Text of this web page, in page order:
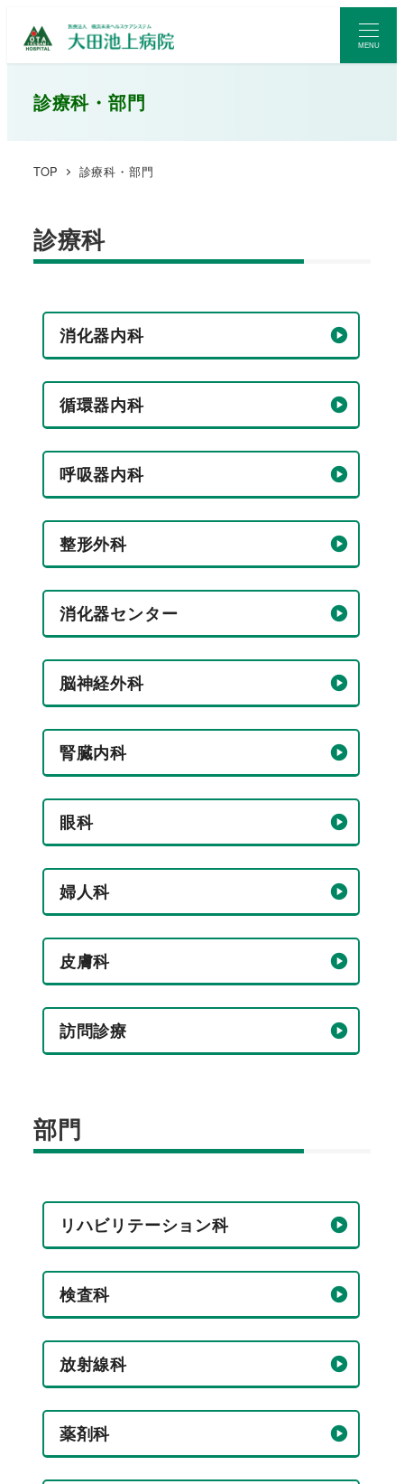
MENU
診療科・部門
TOP 診療科・部門
診療科
消化器内科
循環器内科
呼吸器内科
整形外科
消化器センター
脳神経外科
腎臓内科
眼科
婦人科
皮膚科
訪問診療
部門
リハビリテーション科
検査科
放射線科
薬剤科